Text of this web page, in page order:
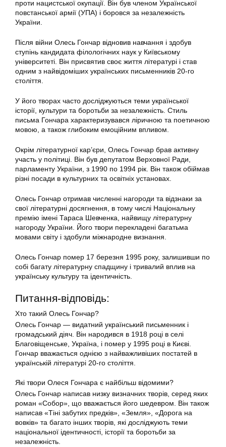
проти нацистської окупації. Він був членом Української
повстанської армії (УПА) і боровся за незалежність
України.
Після війни Олесь Гончар відновив навчання і здобув
ступінь кандидата філологічних наук у Київському
університеті. Він присвятив своє життя літературі і став
одним з найвідоміших українських письменників 20-го
століття.
У його творах часто досліджуються теми української
історії, культури та боротьби за незалежність. Стиль
письма Гончара характеризувався ліричною та поетичною
мовою, а також глибоким емоційним впливом.
Окрім літературної кар’єри, Олесь Гончар брав активну
участь у політиці. Він був депутатом Верховної Ради,
парламенту України, з 1990 по 1994 рік. Він також обіймав
різні посади в культурних та освітніх установах.
Олесь Гончар отримав численні нагороди та відзнаки за
свої літературні досягнення, в тому числі Національну
премію імені Тараса Шевченка, найвищу літературну
нагороду України. Його твори перекладені багатьма
мовами світу і здобули міжнародне визнання.
Олесь Гончар помер 17 березня 1995 року, залишивши по
собі багату літературну спадщину і тривалий вплив на
українську культуру та ідентичність.
Питання-відповідь:
Хто такий Олесь Гончар?
Олесь Гончар — видатний український письменник і
громадський діяч. Він народився в 1918 році в селі
Благовіщенське, Україна, і помер у 1995 році в Києві.
Гончар вважається однією з найважливіших постатей в
українській літературі 20-го століття.
Які твори Олеся Гончара є найбільш відомими?
Олесь Гончар написав низку визначних творів, серед яких
роман «Собор», що вважається його шедевром. Він також
написав «Тіні забутих предків», «Земля», «Дорога на
вовків» та багато інших творів, які досліджують теми
національної ідентичності, історії та боротьби за
незалежність.